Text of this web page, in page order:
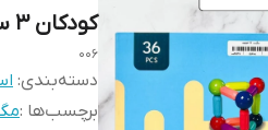
کودکان ۳ سال به بالا
006
دسته‌بندی:
برچسب‌ها :